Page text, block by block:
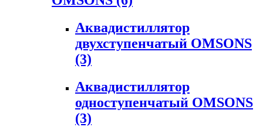
Аквадистиллятор
двухступенчатый OMSONS
(3)
Аквадистиллятор
одноступенчатый OMSONS
(3)